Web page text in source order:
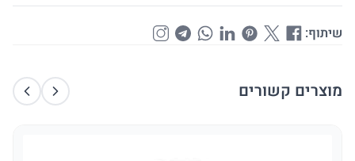
שיתוף:
מוצרים קשורים